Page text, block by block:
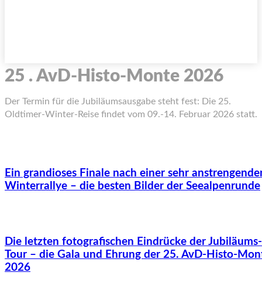
25 . AvD-Histo-Monte 2026
Der Termin für die Jubiläumsausgabe steht fest: Die 25.
Oldtimer-Winter-Reise findet vom 09.-14. Februar 2026 statt.
Ein grandioses Finale nach einer sehr
Winterrallye – die besten Bilder der Seealpenrunde
Die letzten fotografischen Eindrücke der Jubiläums-
Tour – die Gala und Ehrung der 25. AvD-Histo-
2026